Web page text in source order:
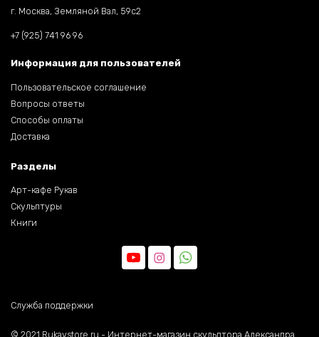
г. Москва, Земляной Вал, 59c2
+7 (925) 741 96 96
Информация для пользователей
Пользовательское соглашение
Вопросы ответы
Способы оплаты
Доставка
Разделы
Арт-кафе Рукав
Скульптуры
Книги
Служба поддержки
©️ 2021 Rukavstore.ru - Интернет-магазин скульптора Александра